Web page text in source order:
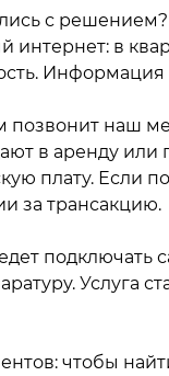
с решением?
интернет: в
позвонит наш
в аренду или
плату. Если
за трансакцию.
Услуга
чтобы